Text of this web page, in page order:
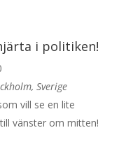
i politiken!
Sverige
vill se en lite
vänster om mitten!